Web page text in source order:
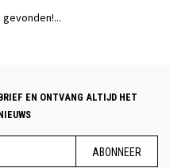
EN ONTVANG ALTIJD HET
ABONNEER